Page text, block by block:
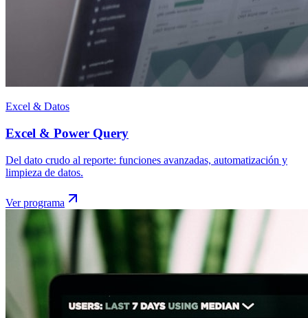
Excel & Datos
Excel & Power Query
Del dato crudo al reporte: funciones avanzadas, automatización y
limpieza de datos.
Ver programa